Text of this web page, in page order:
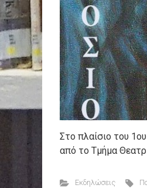
Στο πλαίσιο του
από το Τμήμα
Εκδηλώσεις